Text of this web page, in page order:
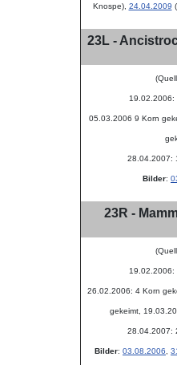
Knospe), 24.04.2009
23L -
19.02.2006:
05.03.2006 9 Korn
28.04.2007:
Bilder:
23R -
19.02.2006:
26.02.2006: 4 Korn
gekeimt,
28.04.2007:
Bilder: 03.08.2006